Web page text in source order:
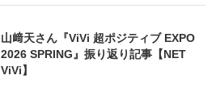
山﨑天さん『ViVi 超ポジティブ EXPO
2026 SPRING』振り返り記事【NET
ViVi】